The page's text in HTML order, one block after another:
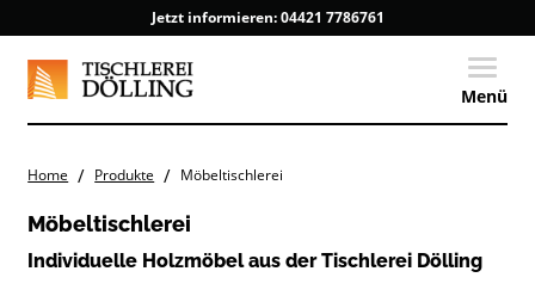
Jetzt informieren:04421 7786761
Menü
Home / Produkte / Möbeltischlerei
Möbeltischlerei
Individuelle Holzmöbel aus der Tischlerei Dölling